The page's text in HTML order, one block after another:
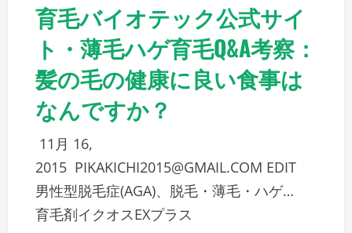
育毛バイオテック公式サイ
ト・薄毛ハゲ育毛Q&A考察：
髪の毛の健康に良い食事は
なんですか？
11月 16,
2015 PIKAKICHI2015@GMAIL.COM EDIT
男性型脱毛症(AGA)、脱毛・薄毛・ハゲ…
育毛剤イクオスEXプラス